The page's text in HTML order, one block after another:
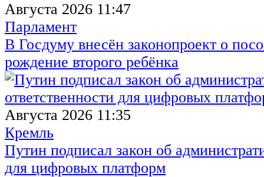
Августа 2026 11:47
Парламент
В Госдуму внесён законопроект о
рождение второго ребёнка
Августа 2026 11:35
Кремль
Путин подписал закон об
для цифровых платформ